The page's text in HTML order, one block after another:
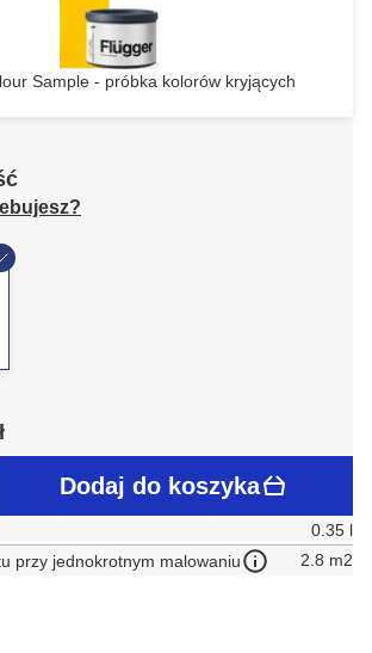
Sample - próbka kolorów kryjących
Dodaj do koszyka
0.35 l
przy jednokrotnym malowaniu
2.8 m2